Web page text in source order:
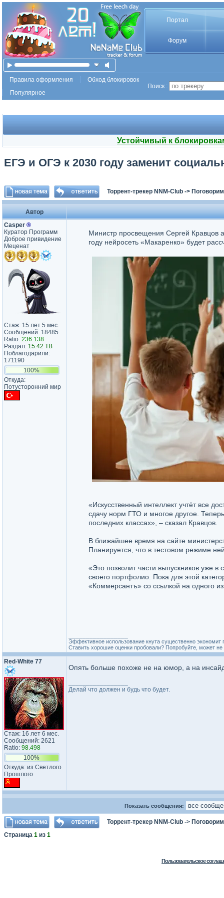
Портал
Форум
Правила оформления
Обход блокировок
Популярное
Поиск :
Устойчивый к
ЕГЭ и ОГЭ к 2030 году заменит
Торрент-трекер NNM-Club -> Поговорим
Автор
Casper ®
Куратор Программ
Доброе привидение
Меценат
Стаж: 15 лет 5 мес.
Сообщений: 18485
Ratio: 236.138
Раздал: 15.42 TB
Поблагодарили:
171190
100%
Откуда:
Потусторонний мир
Министр просвещения Сергей Кравцов
году нейросеть «Макаренко» будет
«Искусственный интеллект учтёт все
сдачу норм ГТО и многое другое.
последних классах», – сказал Кравцов.
В ближайшее время на сайте
Планируется, что в тестовом режиме
«Это позволит части выпускников уже
своего портфолио. Пока для этой
«Коммерсантъ» со ссылкой на одного
Эффективное использование кнута существенно экономит
Ставить хорошие оценки пробовали? Попробуйте, может
Red-White 77
Стаж: 16 лет 6 мес.
Сообщений: 2621
Ratio: 98.498
100%
Откуда: из Светлого
Прошлого
Опять больше похоже не на юмор, а на
Делай что должен и будь что будет.
Показать сообщения:
Торрент-трекер NNM-Club -> Поговорим
Страница 1 из 1
Пользовательское